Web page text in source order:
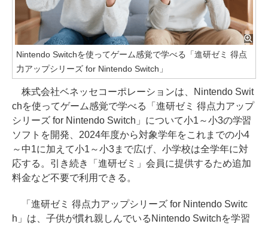
Nintendo Switchを使ってゲーム感覚で学べる「進研ゼミ 得点
力アップシリーズ for Nintendo Switch」
株式会社ベネッセコーポレーションは、Nintendo Swit
chを使ってゲーム感覚で学べる「進研ゼミ 得点力アップ
シリーズ for Nintendo Switch」について小1～小3の学習
ソフトを開発、2024年度から対象学年をこれまでの小4
～中1に加えて小1～小3まで広げ、小学校は全学年に対
応する。引き続き「進研ゼミ」会員に提供するため追加
料金など不要で利用できる。
「進研ゼミ 得点力アップシリーズ for Nintendo Switc
h」は、子供が慣れ親しんでいるNintendo Switchを学習